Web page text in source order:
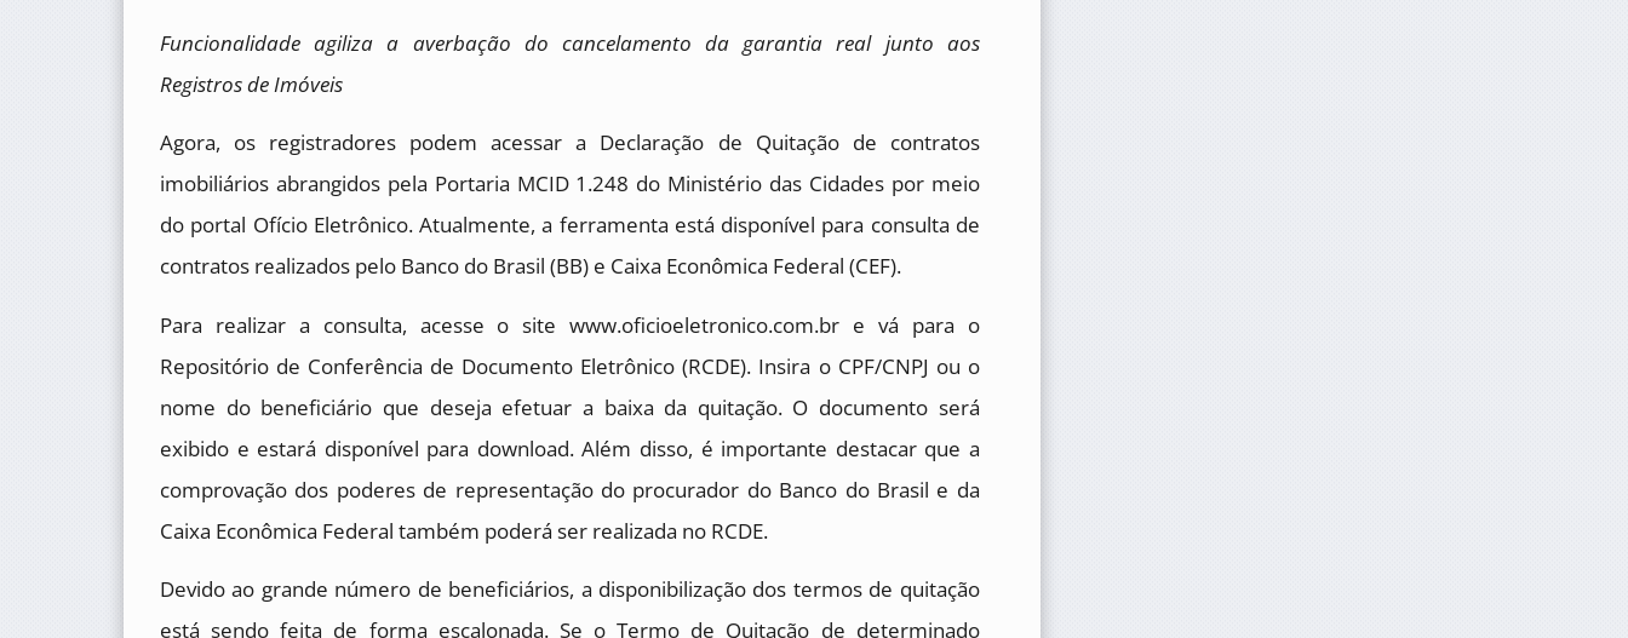
Funcionalidade agiliza a averbação do cancelamento da garantia real junto aos
Registros de Imóveis
Agora, os registradores podem acessar a Declaração de Quitação de contratos
imobiliários abrangidos pela Portaria MCID 1.248 do Ministério das Cidades por meio
do portal Ofício Eletrônico. Atualmente, a ferramenta está disponível para consulta de
contratos realizados pelo Banco do Brasil (BB) e Caixa Econômica Federal (CEF).
Para realizar a consulta, acesse o site www.oficioeletronico.com.br e vá para o
Repositório de Conferência de Documento Eletrônico (RCDE). Insira o CPF/CNPJ ou o
nome do beneficiário que deseja efetuar a baixa da quitação. O documento será
exibido e estará disponível para download. Além disso, é importante destacar que a
comprovação dos poderes de representação do procurador do Banco do Brasil e da
Caixa Econômica Federal também poderá ser realizada no RCDE.
Devido ao grande número de beneficiários, a disponibilização dos termos de quitação
está sendo feita de forma escalonada. Se o Termo de Quitação de determinado